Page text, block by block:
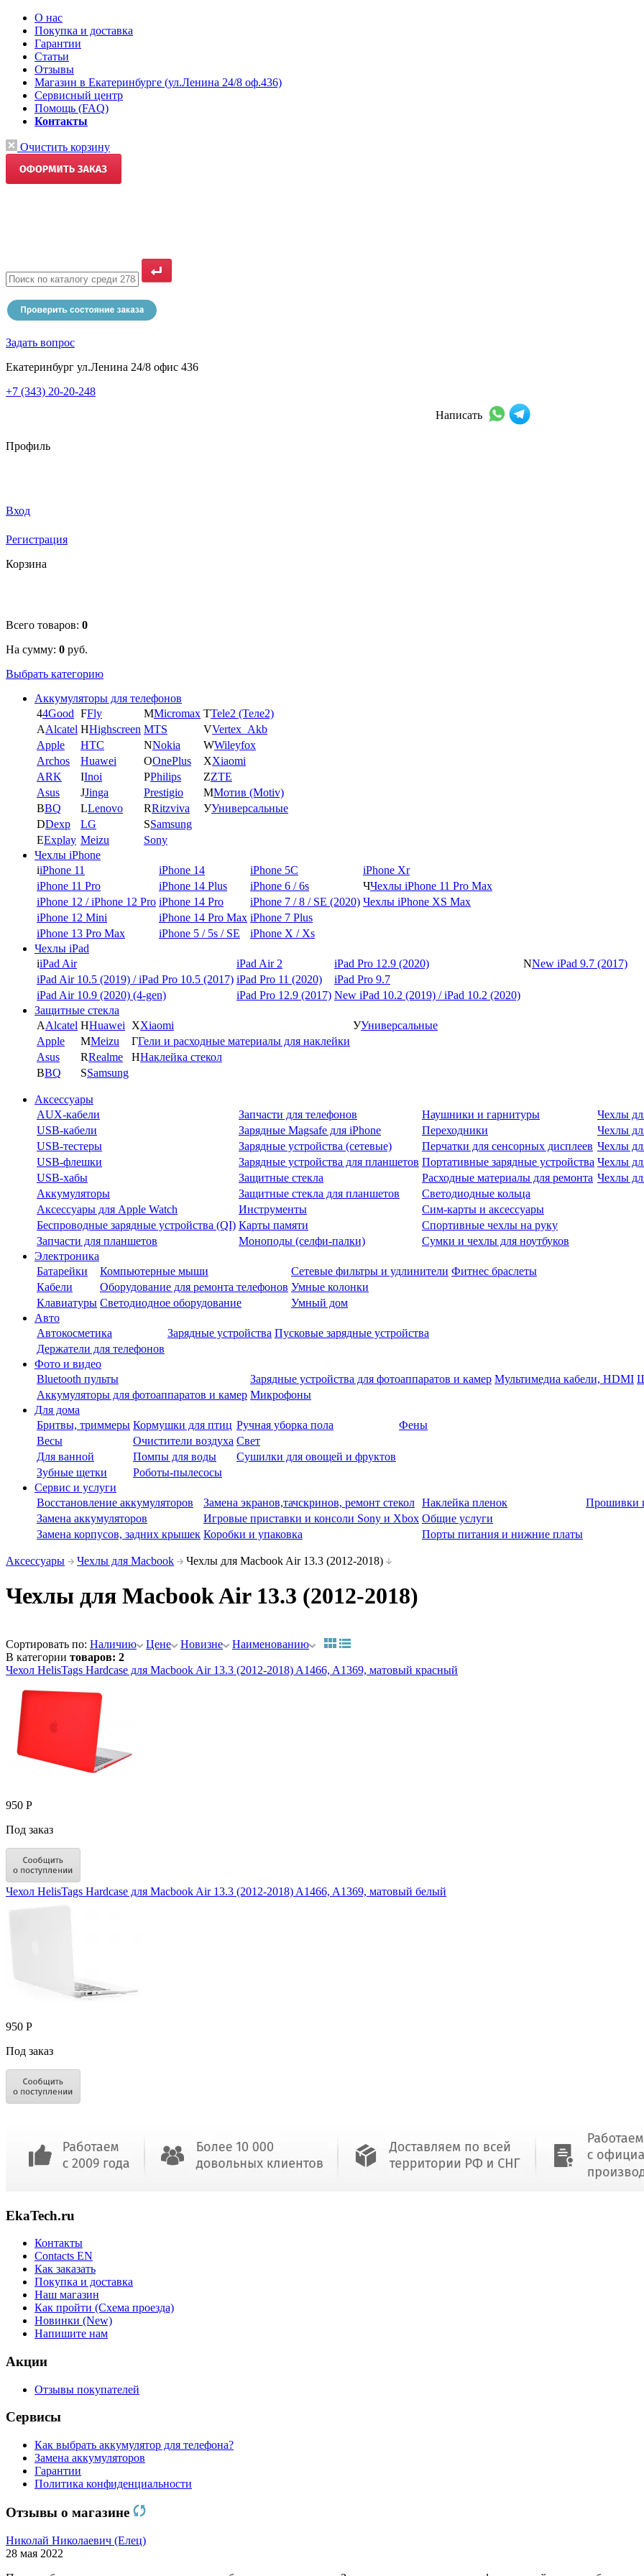
О нас
Покупка и доставка
Гарантии
Статьи
Отзывы
Магазин в Екатеринбурге (ул.Ленина 24/8 оф.436)
Сервисный центр
Помощь (FAQ)
Контакты
Очистить корзину
Задать вопрос
Екатеринбург ул.Ленина 24/8 офис 436
+7 (343) 20-20-248
Написать
Профиль
Вход
Регистрация
Корзина
Всего товаров: 0
На сумму: 0 руб.
Выбрать категорию
Аккумуляторы для телефонов
44Good FFly MMicromax TTele2 (Теле2)
AAlcatel HHighscreen MTS VVertex_Akb
Apple
HTC NNokia WWileyfox
Archos
Huawei OOnePlus XXiaomi
ARK
IInoi PPhilips ZZTE
Asus
JJinga Prestigio ММотив (Motiv)
BBQ LLenovo RRitzviva УУниверсальные
DDexp LG SSamsung
EExplay Meizu
Sony
Чехлы iPhone
iiPhone 11 iPhone 14 iPhone 5C
iPhone Xr
iPhone 11 Pro
iPhone 14 Plus iPhone 6 / 6s ЧЧехлы iPhone 11 Pro Max
iPhone 12 / iPhone 12 Pro iPhone 14 Pro iPhone 7 / 8 / SE (2020) Чехлы iPhone XS Max
iPhone 12 Mini
iPhone 14 Pro Max iPhone 7 Plus
iPhone 13 Pro Max
iPhone 5 / 5s / SE
iPhone X / Xs
Чехлы iPad
iiPad Air iPad Air 2 iPad Pro 12.9 (2020) NNew iPad 9.7 (2017)
iPad Air 10.5 (2019) / iPad Pro 10.5 (2017) iPad Pro 11 (2020)
iPad Pro 9.7
iPad Air 10.9 (2020) (4-gen)
iPad Pro 12.9 (2017) New iPad 10.2 (2019) / iPad 10.2 (2020)
Защитные стекла
AAlcatel HHuawei XXiaomi УУниверсальные
Apple
MMeizu ГГели и расходные материалы для наклейки
Asus
RRealme ННаклейка стекол
BBQ SSamsung
Аксессуары
AUX-кабели
Запчасти для телефонов Наушники и гарнитуры
Чехлы
USB-кабели
Зарядные Magsafe для iPhone Переходники
Чехлы
USB-тестеры
Зарядные устройства (сетевые) Перчатки для сенсорных дисплеев Чехлы
USB-флешки
Зарядные устройства для планшетов Портативные зарядные устройства Чехлы
USB-хабы
Защитные стекла Расходные материалы для ремонта Чехлы
Аккумуляторы
Защитные стекла для планшетов
Светодиодные кольца
Аксессуары для Apple Watch
Инструменты
Сим-карты и аксессуары
Беспроводные зарядные устройства (QI) Карты памяти
Спортивные чехлы на руку
Запчасти для планшетов
Моноподы (селфи-палки)
Сумки и чехлы для ноутбуков
Электроника
Батарейки
Компьютерные мыши Сетевые фильтры и удлинители Фитнес браслеты
Кабели
Оборудование для ремонта телефонов Умные колонки
Клавиатуры Светодиодное оборудование
Умный дом
Авто
Автокосметика
Зарядные устройства Пусковые зарядные устройства
Держатели для телефонов
Фото и видео
Bluetooth пульты
Зарядные устройства для фотоаппаратов и камер Мультимедиа кабели, HDMI
Аккумуляторы для фотоаппаратов и камер Микрофоны
Для дома
Бритвы, триммеры Кормушки для птиц Ручная уборка пола
Фены
Весы
Очистители воздуха Свет
Для ванной
Помпы для воды
Сушилки для овощей и фруктов
Зубные щетки
Роботы-пылесосы
Сервис и услуги
Восстановление аккумуляторов
Замена экранов,тачскринов, ремонт стекол Наклейка пленок
Прошивки
Замена аккумуляторов
Игровые приставки и консоли Sony и Xbox Общие услуги
Замена корпусов, задних крышек Коробки и упаковка Порты питания и нижние платы
Аксессуары Чехлы для Macbook Чехлы для Macbook Air 13.3 (2012-2018)
Чехлы для Macbook Air 13.3 (2012-2018)
Сортировать по: Наличию Цене Новизне
Наименованию
В категории товаров: 2
Чехол HelisTags Hardcase для Macbook Air 13.3 (2012-2018) A1466, A1369, матовый красный
950 Р
Под заказ
Чехол HelisTags Hardcase для Macbook Air 13.3 (2012-2018) A1466, A1369, матовый белый
950 Р
Под заказ
EkaTech.ru
Контакты
Contacts EN
Как заказать
Покупка и доставка
Наш магазин
Как пройти (Схема проезда)
Новинки (New)
Напишите нам
Акции
Отзывы покупателей
Сервисы
Как выбрать аккумулятор для телефона?
Замена аккумуляторов
Гарантии
Политика конфиденциальности
Отзывы о магазине
Николай Николаевич (Елец)
28 мая 2022